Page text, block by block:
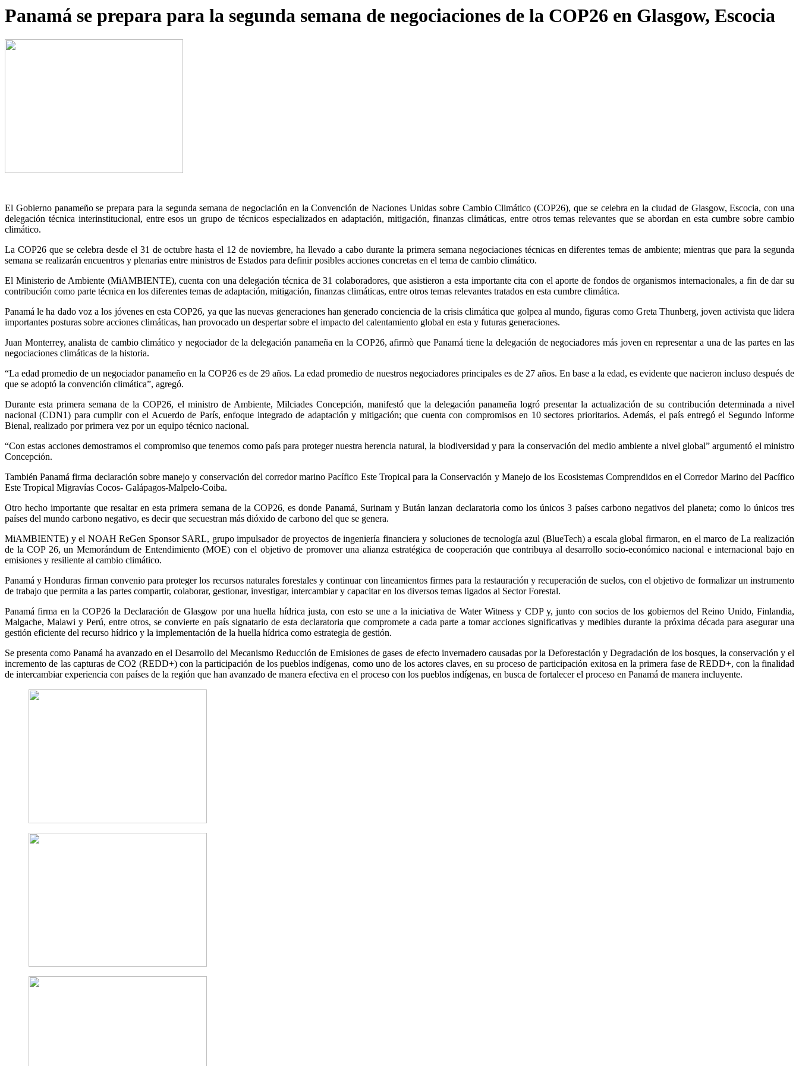
Panamá se prepara para la segunda semana de negociaciones de la COP26 en Glasgow, Escocia
El Gobierno panameño se prepara para la segunda semana de negociación en la Convención de Naciones Unidas sobre Cambio Climático (COP26), que se celebra en la ciudad de Glasgow, Escocia, con una
delegación técnica interinstitucional, entre esos un grupo de técnicos especializados en adaptación, mitigación, finanzas climáticas, entre otros temas relevantes que se abordan en esta cumbre sobre cambio
climático.
La COP26 que se celebra desde el 31 de octubre hasta el 12 de noviembre, ha llevado a cabo durante la primera semana negociaciones técnicas en diferentes temas de ambiente; mientras que para la segunda
semana se realizarán encuentros y plenarias entre ministros de Estados para definir posibles acciones concretas en el tema de cambio climático.
El Ministerio de Ambiente (MiAMBIENTE), cuenta con una delegación técnica de 31 colaboradores, que asistieron a esta importante cita con el aporte de fondos de organismos internacionales, a fin de dar su
contribución como parte técnica en los diferentes temas de adaptación, mitigación, finanzas climáticas, entre otros temas relevantes tratados en esta cumbre climática.
Panamá le ha dado voz a los jóvenes en esta COP26, ya que las nuevas generaciones han generado conciencia de la crisis climática que golpea al mundo, figuras como Greta Thunberg, joven activista que lidera
importantes posturas sobre acciones climáticas, han provocado un despertar sobre el impacto del calentamiento global en esta y futuras generaciones.
Juan Monterrey, analista de cambio climático y negociador de la delegación panameña en la COP26, afirmò que Panamá tiene la delegación de negociadores más joven en representar a una de las partes en las
negociaciones climáticas de la historia.
“La edad promedio de un negociador panameño en la COP26 es de 29 años. La edad promedio de nuestros negociadores principales es de 27 años. En base a la edad, es evidente que nacieron incluso después de
que se adoptó la convención climática”, agregó.
Durante esta primera semana de la COP26, el ministro de Ambiente, Milciades Concepción, manifestó que la delegación panameña logró presentar la actualización de su contribución determinada a nivel
nacional (CDN1) para cumplir con el Acuerdo de París, enfoque integrado de adaptación y mitigación; que cuenta con compromisos en 10 sectores prioritarios. Además, el país entregó el Segundo Informe
Bienal, realizado por primera vez por un equipo técnico nacional.
“Con estas acciones demostramos el compromiso que tenemos como país para proteger nuestra herencia natural, la biodiversidad y para la conservación del medio ambiente a nivel global” argumentó el ministro
Concepción.
También Panamá firma declaración sobre manejo y conservación del corredor marino Pacífico Este Tropical para la Conservación y Manejo de los Ecosistemas Comprendidos en el Corredor Marino del Pacífico
Este Tropical Migravías Cocos- Galápagos-Malpelo-Coiba.
Otro hecho importante que resaltar en esta primera semana de la COP26, es donde Panamá, Surinam y Bután lanzan declaratoria como los únicos 3 países carbono negativos del planeta; como lo únicos tres
países del mundo carbono negativo, es decir que secuestran más dióxido de carbono del que se genera.
MiAMBIENTE) y el NOAH ReGen Sponsor SARL, grupo impulsador de proyectos de ingeniería financiera y soluciones de tecnología azul (BlueTech) a escala global firmaron, en el marco de La realización
de la COP 26, un Memorándum de Entendimiento (MOE) con el objetivo de promover una alianza estratégica de cooperación que contribuya al desarrollo socio-económico nacional e internacional bajo en
emisiones y resiliente al cambio climático.
Panamá y Honduras firman convenio para proteger los recursos naturales forestales y continuar con lineamientos firmes para la restauración y recuperación de suelos, con el objetivo de formalizar un instrumento
de trabajo que permita a las partes compartir, colaborar, gestionar, investigar, intercambiar y capacitar en los diversos temas ligados al Sector Forestal.
Panamá firma en la COP26 la Declaración de Glasgow por una huella hídrica justa, con esto se une a la iniciativa de Water Witness y CDP y, junto con socios de los gobiernos del Reino Unido, Finlandia,
Malgache, Malawi y Perú, entre otros, se convierte en país signatario de esta declaratoria que compromete a cada parte a tomar acciones significativas y medibles durante la próxima década para asegurar una
gestión eficiente del recurso hídrico y la implementación de la huella hídrica como estrategia de gestión.
Se presenta como Panamá ha avanzado en el Desarrollo del Mecanismo Reducción de Emisiones de gases de efecto invernadero causadas por la Deforestación y Degradación de los bosques, la conservación y el
incremento de las capturas de CO2 (REDD+) con la participación de los pueblos indígenas, como uno de los actores claves, en su proceso de participación exitosa en la primera fase de REDD+, con la finalidad
de intercambiar experiencia con países de la región que han avanzado de manera efectiva en el proceso con los pueblos indígenas, en busca de fortalecer el proceso en Panamá de manera incluyente.